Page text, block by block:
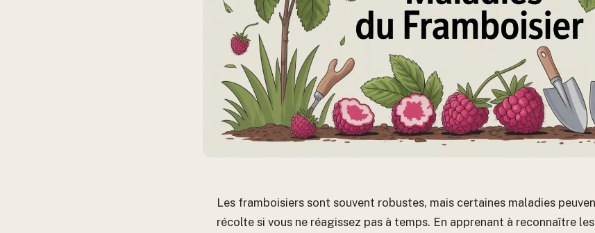
Les framboisiers sont souvent robustes, mais certaines maladies
récolte si vous ne réagissez pas à temps. En apprenant à reconnaître